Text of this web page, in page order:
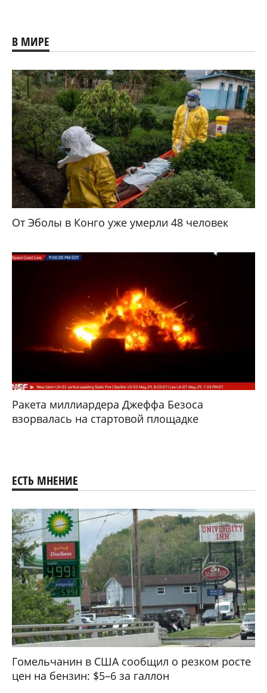
В МИРЕ
От Эболы в Конго уже умерли 48 человек
Ракета миллиардера Джеффа Безоса
взорвалась на стартовой площадке
ЕСТЬ МНЕНИЕ
Гомельчанин в США сообщил о резком росте
цен на бензин: $5–6 за галлон